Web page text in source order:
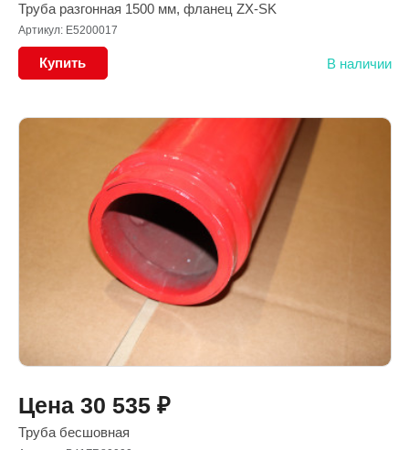
Труба разгонная 1500 мм, фланец ZX-SK
Артикул: E5200017
Купить В наличии
Цена 30 535 ₽
Труба бесшовная